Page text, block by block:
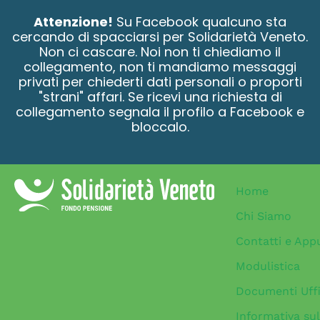
Attenzione! Su Facebook qualcuno sta
cercando di spacciarsi per Solidarietà Veneto.
Non ci cascare. Noi non ti chiediamo il
collegamento, non ti mandiamo messaggi
privati per chiederti dati personali o proporti
"strani" affari. Se ricevi una richiesta di
collegamento segnala il profilo a Facebook e
bloccalo.
Home
Chi Siamo
Contatti e
Modulistica
Documenti
Informativa